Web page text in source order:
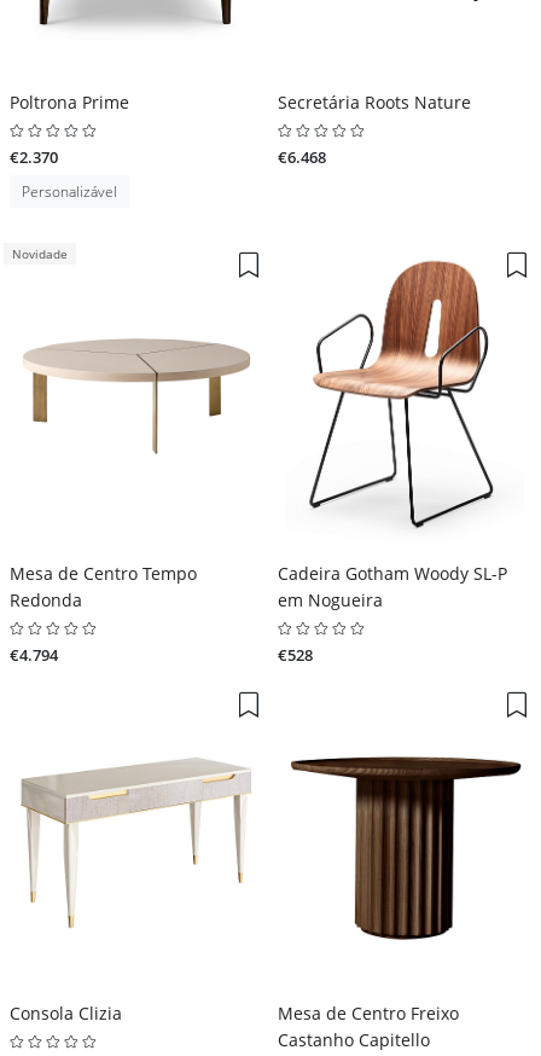
Poltrona Prime
€2.370
Personalizável
Secretária Roots Nature
€6.468
Novidade
Mesa de Centro Tempo
Redonda
€4.794
Cadeira Gotham Woody SL-P
em Nogueira
€528
Consola Clizia
Mesa de Centro Freixo
Castanho Capitello